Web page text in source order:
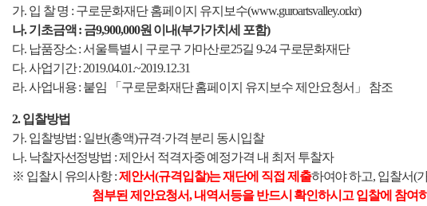
가. 입 찰 명 : 구로문화재단 홈페이지 유지보수(www.guroartsvalley.or.kr)
나. 기초금액 : 금9,900,000원 이내(부가가치세 포함)
다. 납품장소 : 서울특별시 구로구 가마산로25길 9-24 구로문화재단
다. 사업기간 : 2019.04.01.~2019.12.31
라. 사업내용 : 붙임 「구로문화재단 홈페이지 유지보수 제안요청서」 참조
2. 입찰방법
가. 입찰방법 : 일반(총액)규격·가격 분리 동시입찰
나. 낙찰자선정방법 : 제안서 적격자중 예정가격 내 최저 투찰자
※ 입찰시 유의사항 :제안서(규격입찰)는 재단에 직접 제출하여야 하고, 입찰서(
첨부된 제안요청서, 내역서등을 반드시 확인하시고 입찰에 참여